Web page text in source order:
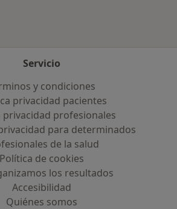
Servicio
y condiciones
privacidad pacientes
privacidad profesionales
para determinados
de la salud
Política de cookies
los resultados
Accesibilidad
Quiénes somos